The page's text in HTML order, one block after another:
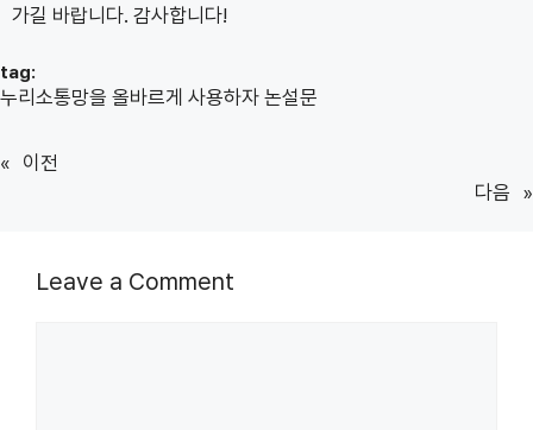
가길 바랍니다. 감사합니다!
tag:
누리소통망을 올바르게 사용하자 논설문
« 이전
다음 »
Leave a Comment